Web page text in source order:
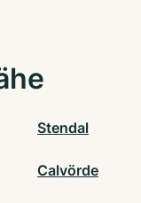
Stendal
Calvörde